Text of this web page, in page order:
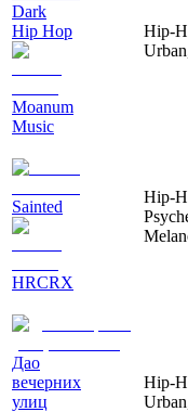
Dark
Hip Hop
Moanum
Music
Hip-
Sainted
HRCRX
Hip-
Дао
вечерних
улиц
Hip-